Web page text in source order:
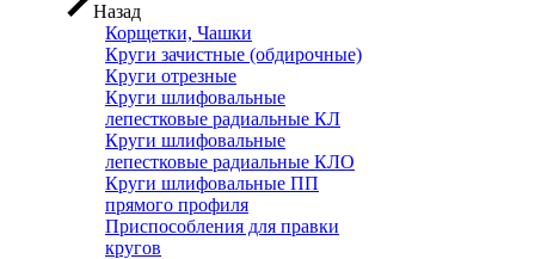
Назад
Корщетки, Чашки
Круги зачистные (обдирочные)
Круги отрезные
Круги шлифовальные
лепестковые радиальные КЛ
Круги шлифовальные
лепестковые радиальные КЛО
Круги шлифовальные ПП
прямого профиля
Приспособления для правки
кругов